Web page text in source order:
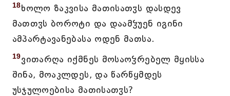
18ხოლო ზაკვისა მათისათჳს დასდევ
მათთჳს ბოროტი და დაამჴუენ იგინი
ამპარტავანებასა ოდენ მათსა.
19ვითარღა იქმნეს მოსაოჴრებელ მყისსა
შინა, მოაკლდეს, და წარწყმდეს
უსჯულოებისა მათისათჳს?